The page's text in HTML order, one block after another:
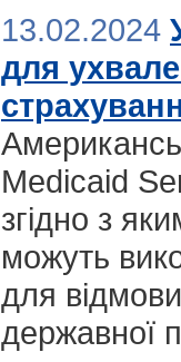
13.02.2024
для
Medicaid
згідно з
можуть
для
державної